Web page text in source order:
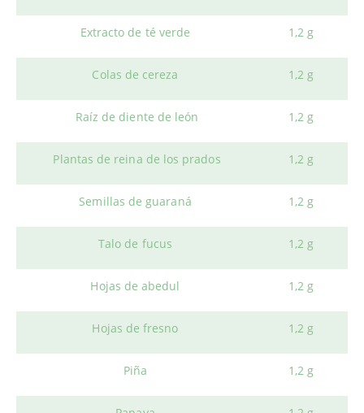
Extracto de té verde 1,2 g
Colas de cereza 1,2 g
Raíz de diente de león 1,2 g
Plantas de reina de los prados 1,2 g
Semillas de guaraná 1,2 g
Talo de fucus 1,2 g
Hojas de abedul 1,2 g
Hojas de fresno 1,2 g
Piña 1,2 g